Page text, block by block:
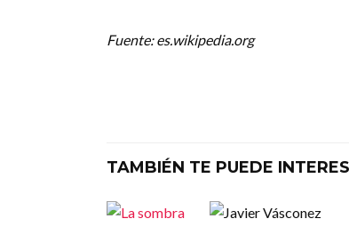
Fuente: es.wikipedia.org
TAMBIÉN TE PUEDE